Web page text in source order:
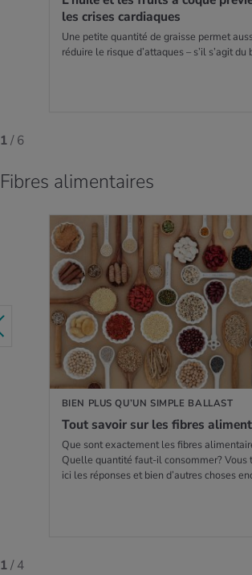
les crises car­diaques
Une petite quantité de graisse permet
réduire le risque d’attaques – s’il s’agit du
1/ 6
Fibres alimentaires
BIEN PLUS QU’UN SIMPLE BALLAST
Tout savoir sur les fibres
Que sont exactement les fibres
Quelle quantité faut-il consommer? Vous
ici les réponses et bien d’autres choses
EN SAVOIR PLUS
1/ 4